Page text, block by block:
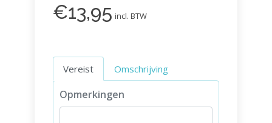
€13,95 incl. BTW
Vereist Omschrijving
Opmerkingen